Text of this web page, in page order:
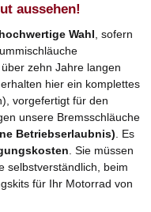
aussehen!
Wahl , sofern
zehn Jahre langen
hier ein komplettes
vorgefertigt für den
unsere Bremsschläuche
Betriebserlaubnis) . Es
. Sie müssen
selbstverständlich, beim
für Ihr Motorrad von